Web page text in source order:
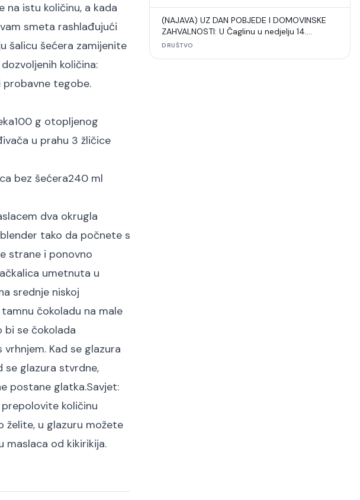
istu količinu, a kada
smeta rashlađujući
šalicu šećera zamijenite
količina:
tegobe.
100 g otopljenog
u prahu 3 žličice
bez šećera240 ml
dva okrugla
tako da počnete s
strane i ponovno
umetnuta u
srednje niskoj
čokoladu na male
bi se čokolada
Kad se glazura
se glazura stvrdne,
postane glatka.Savjet:
količinu
želite, u glazuru možete
maslaca od kikirikija.
(NAJAVA) UZ DAN POBJEDE I DOMOVINSKE
ZAHVALNOSTI: U Čaglinu u nedjelju 14.
međunarodni šahovski turnir
DRUŠTVO